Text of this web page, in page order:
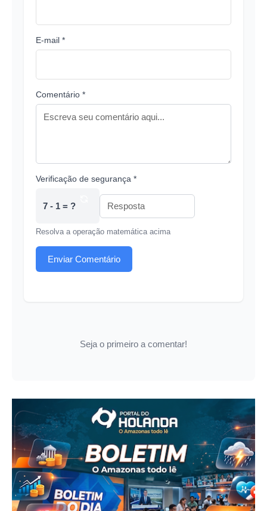
E-mail *
Comentário *
Verificação de segurança *
7 - 1 = ?
Resolva a operação matemática acima
Enviar Comentário
Seja o primeiro a comentar!